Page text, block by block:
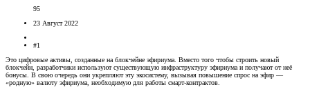
95
23 Август 2022
#1
Это цифровые активы, созданные на блокчейне эфириума. Вместо того чтобы строить новый
блокчейн, разработчики используют существующую инфраструктуру эфириума и получают от неё
бонусы. В свою очередь они укрепляют эту экосистему, вызывая повышение спрос на эфир —
«родную» валюту эфириума, необходимую для работы смарт-контрактов.